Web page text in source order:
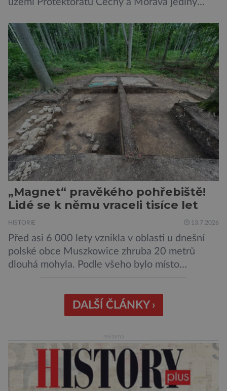
území Protektorátu Čechy a Morava jediný
v Hodoníně u Kunštátu. Jeho pozůstatky byly
nedávno odkrývány archeology. Někteří z asi
1400 Romů a Sintů, kteří byli v táboře
internováni, v něm vydechli naposledy. Jiné
čekal transport do […]
„Magnet“ pravěkého pohřebiště!
Lidé se k němu vraceli tisíce let
HISTORIE 13.7.2026
Před asi 6 000 lety vznikla v oblasti u dnešní
polské obce Muszkowice zhruba 20 metrů
dlouhá mohyla. Podle všeho bylo místo
mohyl, které se nacházejí v ose té starší. Na
archeologických pracích se podíleli experti ze
DALŠÍ ČLÁNKY ›